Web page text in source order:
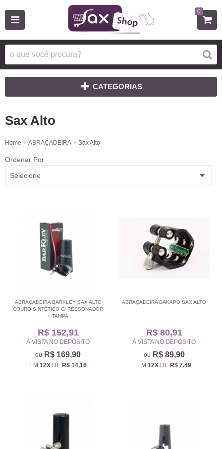
0
CATEGORIAS
Sax Alto
Home ABRAÇADEIRA Sax Alto
Ordenar Por
Selecione
ABRAÇADEIRA BARKLEY SAX ALTO
COURO SINTÉTICO C/ RESSONADOR
+ TAMPA
R$ 152,91
À VISTA NO DEPÓSITO
R$ 169,90
EM 12X DE R$ 14,16
ABRAÇADEIRA DAKAPO SAX ALTO
R$ 80,91
À VISTA NO DEPÓSITO
R$ 89,90
EM 12XDE R$ 7,49